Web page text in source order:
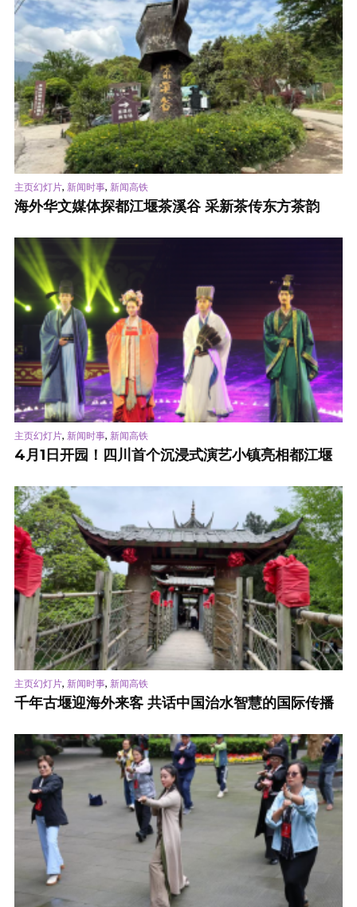
主页幻灯片, 新闻时事, 新闻高铁
海外华文媒体探都江堰茶溪谷 采新茶传东方茶韵
主页幻灯片, 新闻时事, 新闻高铁
4月1日开园！四川首个沉浸式演艺小镇亮相都江堰
主页幻灯片, 新闻时事, 新闻高铁
千年古堰迎海外来客 共话中国治水智慧的国际传播